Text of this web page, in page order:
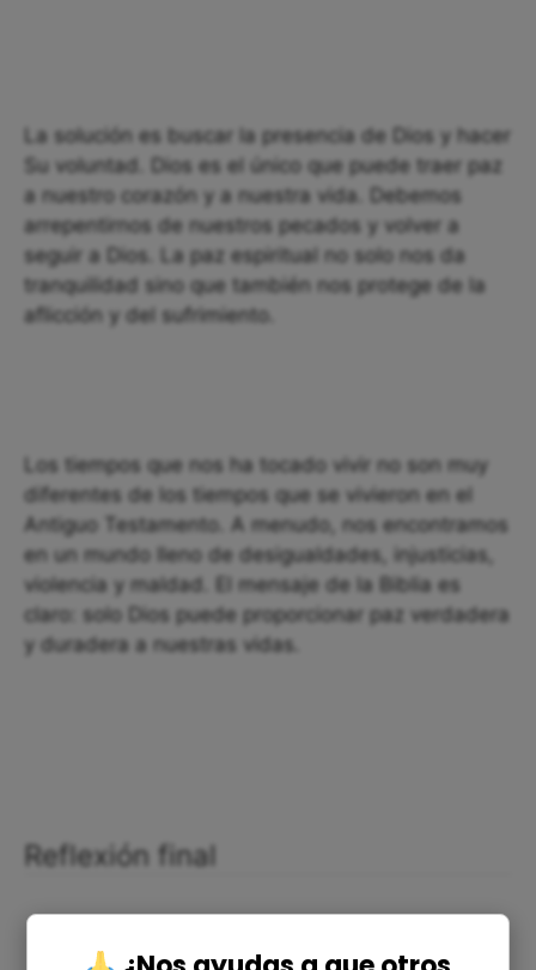
La solución es buscar la presencia de Dios y hacer
Su voluntad. Dios es el único que puede traer paz
a nuestro corazón y a nuestra vida. Debemos
arrepentirnos de nuestros pecados y volver a
seguir a Dios. La paz espiritual no solo nos da
tranquilidad sino que también nos protege de la
aflicción y del sufrimiento.
Los tiempos que nos ha tocado vivir no son muy
diferentes de los tiempos que se vivieron en el
Antiguo Testamento. A menudo, nos encontramos
en un mundo lleno de desigualdades, injusticias,
violencia y maldad. El mensaje de la Biblia es
claro: solo Dios puede proporcionar paz verdadera
y duradera a nuestras vidas.
Reflexión final